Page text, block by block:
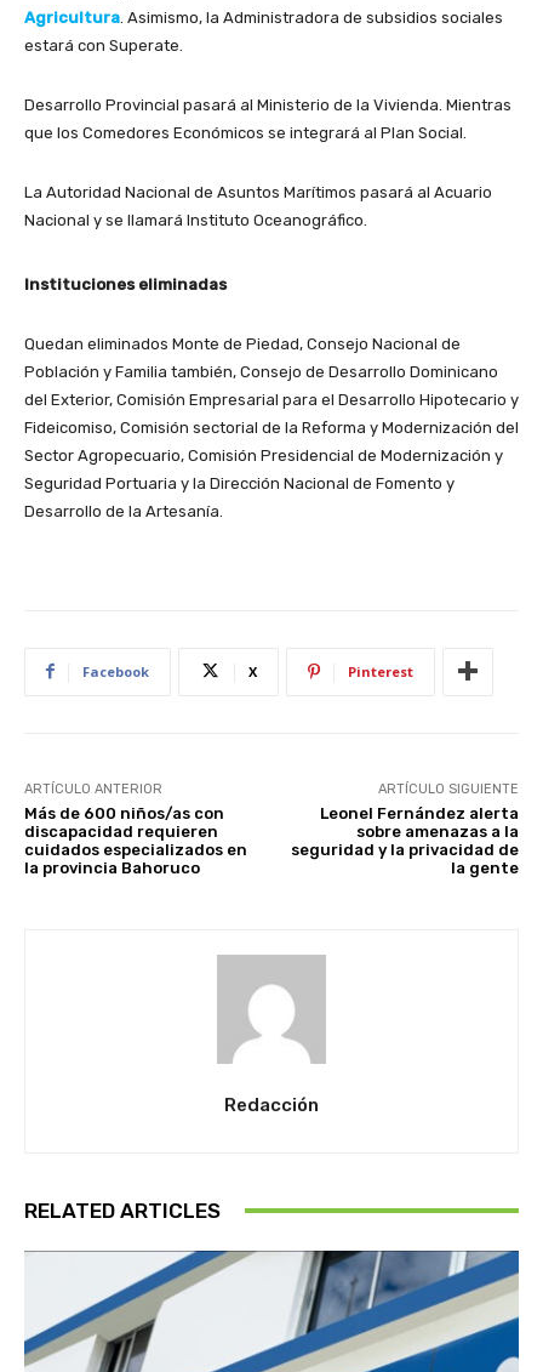
Agricultura . Asimismo, la Administradora de subsidios sociales
estará con Superate.
Desarrollo Provincial pasará al Ministerio de la Vivienda. Mientras
que los Comedores Económicos se integrará al Plan Social.
La Autoridad Nacional de Asuntos Marítimos pasará al Acuario
Nacional y se llamará Instituto Oceanográfico.
Instituciones eliminadas
Quedan eliminados Monte de Piedad, Consejo Nacional de
Población y Familia también, Consejo de Desarrollo Dominicano
del Exterior, Comisión Empresarial para el Desarrollo Hipotecario y
Fideicomiso, Comisión sectorial de la Reforma y Modernización del
Sector Agropecuario, Comisión Presidencial de Modernización y
Seguridad Portuaria y la Dirección Nacional de Fomento y
Desarrollo de la Artesanía.
Facebook X Pinterest
ARTÍCULO ANTERIOR
Más de 600 niños/as con
discapacidad requieren
cuidados especializados en
la provincia Bahoruco
ARTÍCULO SIGUIENTE
Leonel Fernández alerta
sobre amenazas a la
seguridad y la privacidad de
la gente
Redacción
RELATED ARTICLES